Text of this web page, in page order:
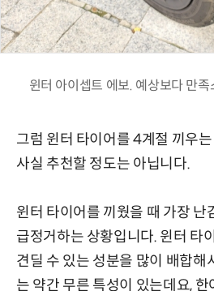
윈터 아이셉트 에보. 예상보다 만
그럼 윈터 타이어를 4계절 끼우
사실 추천할 정도는 아닙니다.
윈터 타이어를 끼웠을 때 가장 난
급정거하는 상황입니다. 윈터 타
견딜 수 있는 성분을 많이 배합
는 약간 무른 특성이 있는데요,